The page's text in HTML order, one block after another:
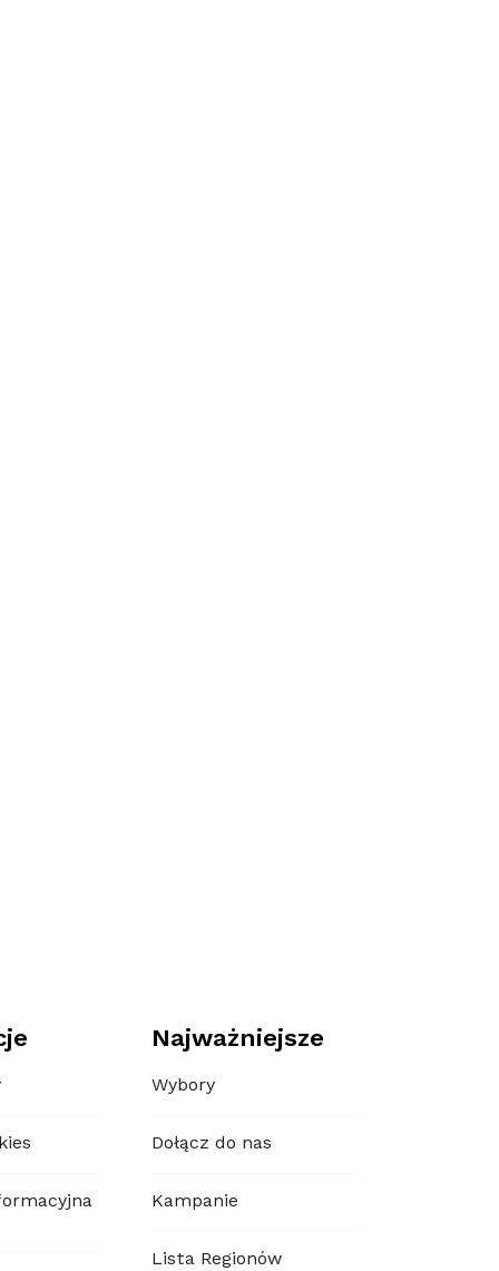
Najważniejsze
Wybory
Dołącz do nas
Kampanie
Lista Regionów